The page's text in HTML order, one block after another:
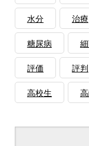
水分 治療
糖尿病
評価 評判
高校生